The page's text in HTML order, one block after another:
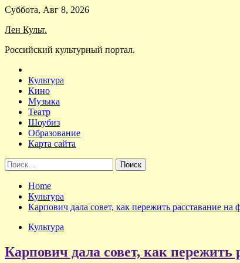
Skip
content
Суббота, Авг 8, 2026
Лен Культ.
Российский культурный портал.
Культура
Кино
Музыка
Театр
Шоубиз
Образование
Карта сайта
Найти:
Home
Культура
Карпович дала совет, как пережить расставание на
Культура
Карпович дала совет, как пережить